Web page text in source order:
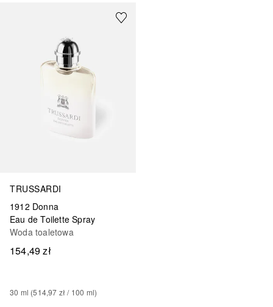
TRUSSARDI
1912 Donna
Eau de Toilette Spray
Woda toaletowa
154,49 zł
30 ml (514,97 zł / 100 ml)